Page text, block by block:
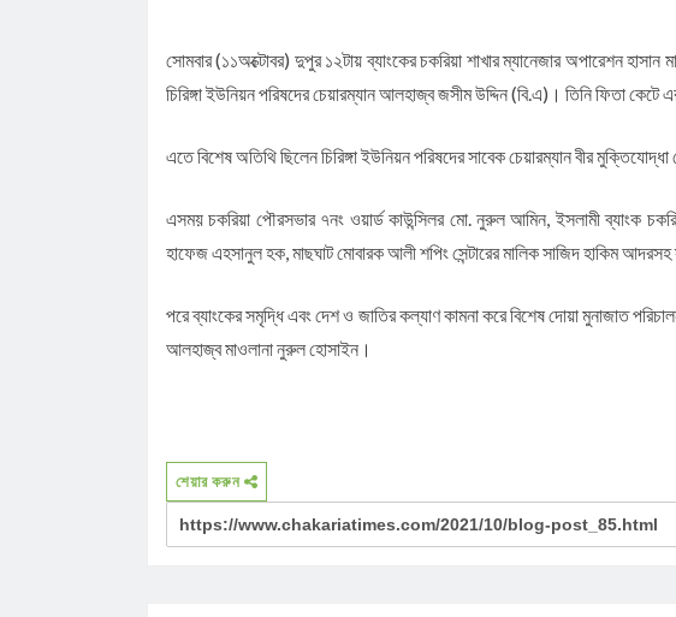
সোমবার (১১অক্টোবর) দুপুর ১২টায় ব্যাংকের চকরিয়া শাখার ম্যানেজার অপারেশন
চিরিঙ্গা ইউনিয়ন পরিষদের চেয়ারম্যান আলহাজ্ব জসীম উদ্দিন (বি.এ)। তিনি ফিতা
এতে বিশেষ অতিথি ছিলেন চিরিঙ্গা ইউনিয়ন পরিষদের সাবেক চেয়ারম্যান বীর
এসময় চকরিয়া পৌরসভার ৭নং ওয়ার্ড কাউন্সিলর মো. নুরুল আমিন, ইসলামী ব্যাংক
হাফেজ এহসানুল হক, মাছঘাট মোবারক আলী শপিং সেন্টারের মালিক সাজিদ হাকিম
পরে ব্যাংকের সমৃদ্ধি এবং দেশ ও জাতির কল্যাণ কামনা করে বিশেষ দোয়া মুনাজাত
আলহাজ্ব মাওলানা নুরুল হোসাইন।
শেয়ার করুন